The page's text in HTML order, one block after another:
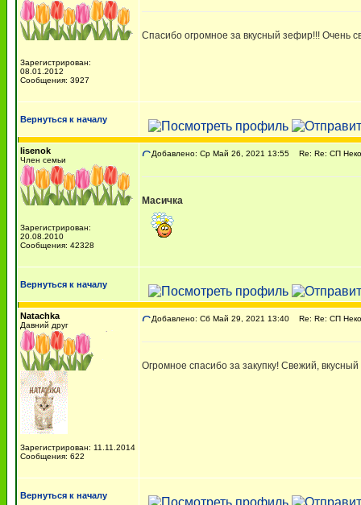
Зарегистрирован:
08.01.2012
Сообщения: 3927
Спасибо огромное за вкусный зефир!!! Очень
Вернуться к началу
lisenok
Член семьи
Зарегистрирован:
20.08.2010
Сообщения: 42328
Добавлено: Ср Май 26, 2021 13:55 Re: Re: СП
Масичка
Вернуться к началу
Natachka
Давний друг
Зарегистрирован: 11.11.2014
Сообщения: 622
Добавлено: Сб Май 29, 2021 13:40 Re: Re: СП
Огромное спасибо за закупку! Свежий,
Вернуться к началу